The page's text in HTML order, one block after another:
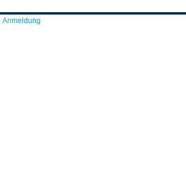
Anmeldung